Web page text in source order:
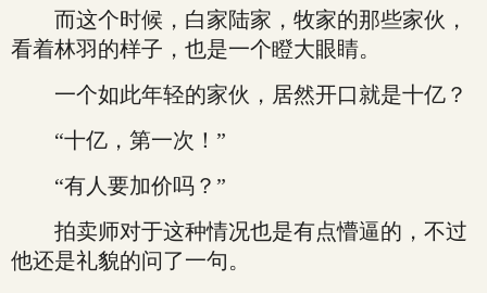
而这个时候，白家陆家，牧家的那些家伙，
看着林羽的样子，也是一个瞪大眼睛。
一个如此年轻的家伙，居然开口就是十亿？
“十亿，第一次！”
“有人要加价吗？”
拍卖师对于这种情况也是有点懵逼的，不过
他还是礼貌的问了一句。